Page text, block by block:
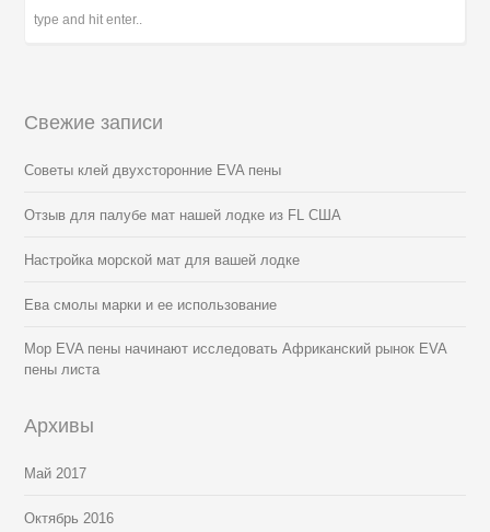
Свежие записи
Советы клей двухсторонние EVA пены
Отзыв для палубе мат нашей лодке из FL США
Настройка морской мат для вашей лодке
Ева смолы марки и ее использование
Мор EVA пены начинают исследовать Африканский рынок EVA
пены листа
Архивы
Май 2017
Октябрь 2016